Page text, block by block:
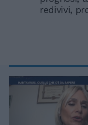
redivivi,